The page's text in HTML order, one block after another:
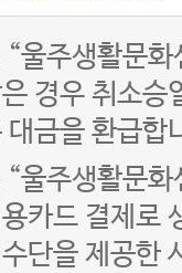
“울주생활문
경우 취소승
대금을 환급합
“울주생활문
카드 결제로
단을 제공한